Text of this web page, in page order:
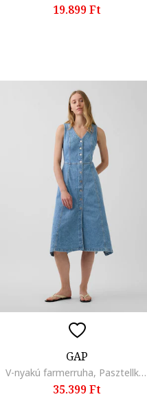
19.899 Ft
GAP
V-nyakú farmerruha, Pasztellkék,
35.399 Ft